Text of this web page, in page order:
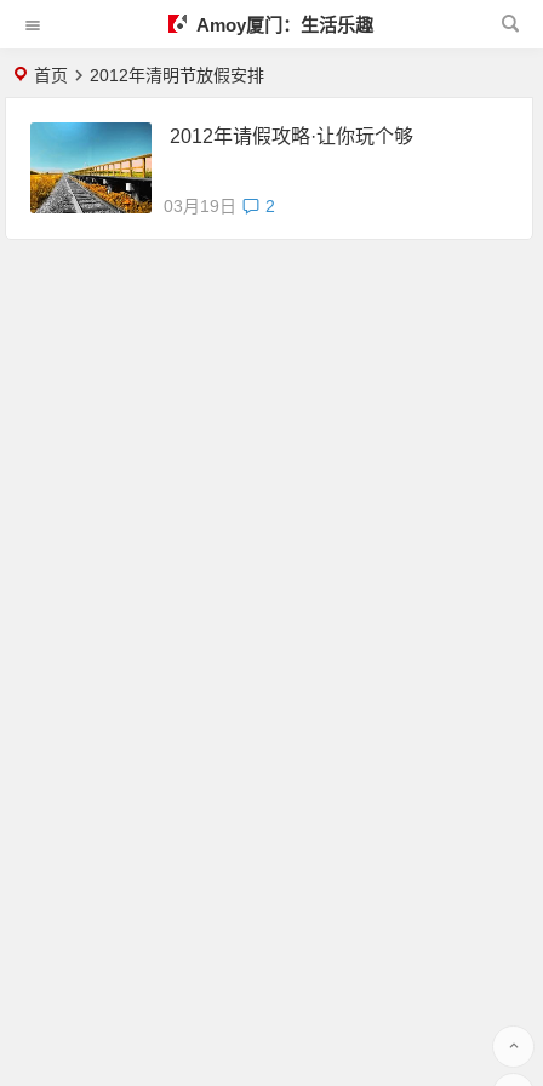
Amoy厦门：生活乐趣
首页 2012年清明节放假安排
2012年请假攻略·让你玩个够
03月19日 2